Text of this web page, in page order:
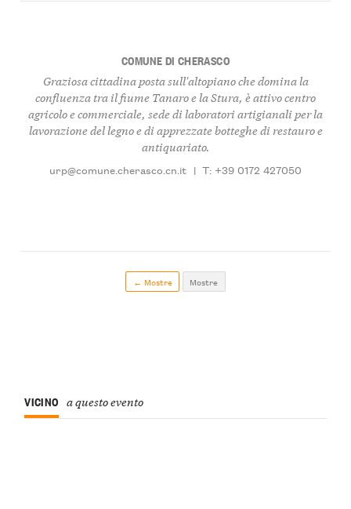
COMUNE DI CHERASCO
Graziosa cittadina posta sull'altopiano che domina la
confluenza tra il fiume Tanaro e la Stura, è attivo centro
agricolo e commerciale, sede di laboratori artigianali per la
lavorazione del legno e di apprezzate botteghe di restauro e
antiquariato.
urp@comune.cherasco.cn.it | T: +39 0172 427050
← Mostre Mostre
VICINO a questo evento